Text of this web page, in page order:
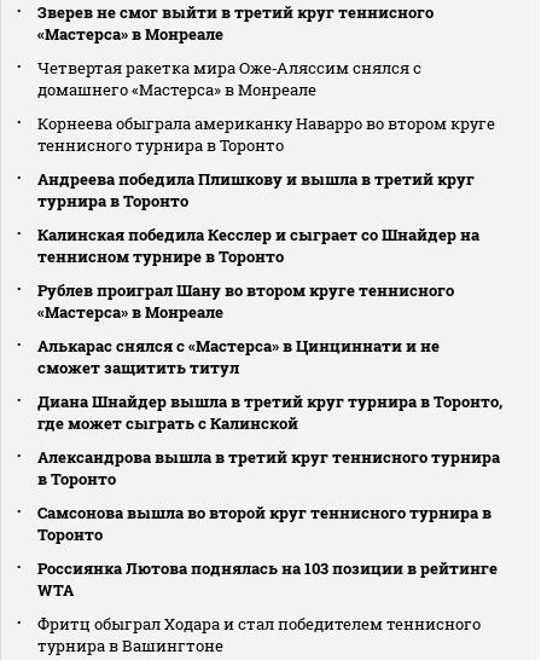
Зверев не смог выйти в третий круг теннисного
«Мастерса» в Монреале
Четвертая ракетка мира Оже‑Аляссим снялся с
домашнего «Мастерса» в Монреале
Корнеева обыграла американку Наварро во втором круге
теннисного турнира в Торонто
Андреева победила Плишкову и вышла в третий круг
турнира в Торонто
Калинская победила Кесслер и сыграет со Шнайдер на
теннисном турнире в Торонто
Рублев проиграл Шану во втором круге теннисного
«Мастерса» в Монреале
Алькарас снялся с «Мастерса» в Цинциннати и не
сможет защитить титул
Диана Шнайдер вышла в третий круг турнира в Торонто,
где может сыграть с Калинской
Александрова вышла в третий круг теннисного турнира
в Торонто
Самсонова вышла во второй круг теннисного турнира в
Торонто
Россиянка Лютова поднялась на 103 позиции в рейтинге
WTA
Фритц обыграл Ходара и стал победителем теннисного
турнира в Вашингтоне